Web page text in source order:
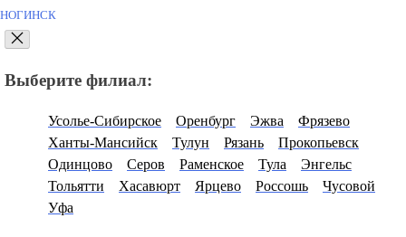
НОГИНСК
Выберите филиал:
Усолье-Сибирское Оренбург Эжва
Фрязево
Ханты-Мансийск
Тулун Рязань
Прокопьевск
Одинцово
Серов Раменское Тула
Энгельс
Тольятти
Хасавюрт Ярцево Россошь
Чусовой
Уфа